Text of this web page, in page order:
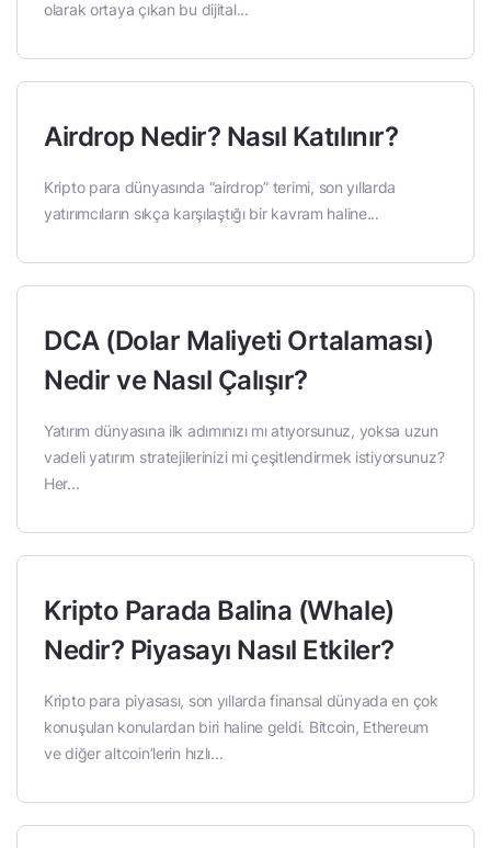
olarak ortaya çıkan bu dijital...
Airdrop Nedir? Nasıl Katılınır?
Kripto para dünyasında “airdrop” terimi, son yıllarda
yatırımcıların sıkça karşılaştığı bir kavram haline...
DCA (Dolar Maliyeti Ortalaması)
Nedir ve Nasıl Çalışır?
Yatırım dünyasına ilk adımınızı mı atıyorsunuz, yoksa uzun
vadeli yatırım stratejilerinizi mi çeşitlendirmek istiyorsunuz?
Her...
Kripto Parada Balina (Whale)
Nedir? Piyasayı Nasıl Etkiler?
Kripto para piyasası, son yıllarda finansal dünyada en çok
konuşulan konulardan biri haline geldi. Bitcoin, Ethereum
ve diğer altcoin’lerin hızlı...